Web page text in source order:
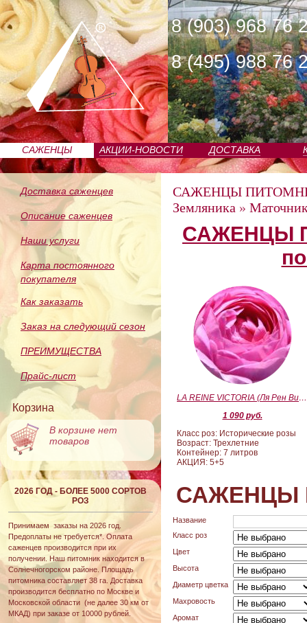
8 (903) 968 76
8 (495) 988 76
САЖЕНЦЫ
ПИТОМНИКА
АКЦИИ-НОВОСТИ ДОСТАВКА
Доставка саженцев
Описание саженцев
Наши услуги
Карта постоянного
покупателя
Как заказать
Заказ на следующий сезон
ПРЕИМУЩЕСТВА
Прайс-лист
Корзина
В корзине нет
товаров
2026 ГОД - БОЛЕЕ 5000 СОРТОВ
РОЗ
Принимаем заказы на 2026 год.
Предоплаты не требуется*. Оплата
саженцев производится при их
получении. Наш питомник находится в
Солнечногорском районе. Площадь
питомника составляет 38 га. Доставка
производится бесплатно по Москве и
Московской области (не далее 30 км от
МКАД) при заказе от 10000 рублей.
САЖЕНЦЫ
Земляника »
САЖЕНЦЫ
LA REINE VICTORIA (Ля Рен Виктория)
1 090 руб.
Класс роз: Исторические розы
Возраст: Трехлетние
Контейнер: 7 литров
АКЦИЯ: 5+5
САЖЕНЦЫ
Название
Класс роз
Цвет
Высота
Диаметр цветка
Махровость
Аромат